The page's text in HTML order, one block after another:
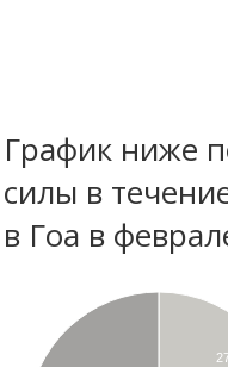
График ниже
силы в
в Гоа в